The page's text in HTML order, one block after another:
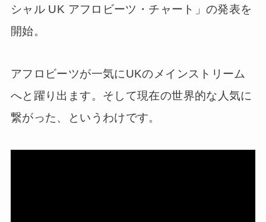
シャル UK アフロビーツ・チャート」の発表を
開始。
アフロビーツが一気にUKのメインストリーム
へと躍り出ます。そして現在の世界的な人気に
繋がった、というわけです。